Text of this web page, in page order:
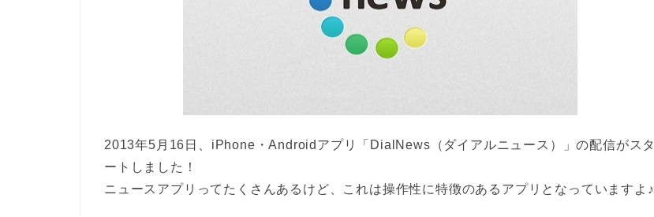
2013年5月16日、iPhone・Androidアプリ「DialNews（ダイアルニュース）」の配信がスタ
ートしました！
ニュースアプリってたくさんあるけど、これは操作性に特徴のあるアプリとなっていますよ♪